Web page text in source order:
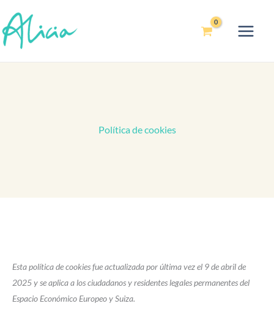
al
contenido
Política de cookies
Esta política de cookies fue actualizada por última vez el 9 de abril de
2025 y se aplica a los ciudadanos y residentes legales permanentes del
Espacio Económico Europeo y Suiza.
Consent
to
Consent
to
Consent
to
Consent
to
Consent
to
Consent
to
Consent
to
Consent
to
Consent
to
Consent
to